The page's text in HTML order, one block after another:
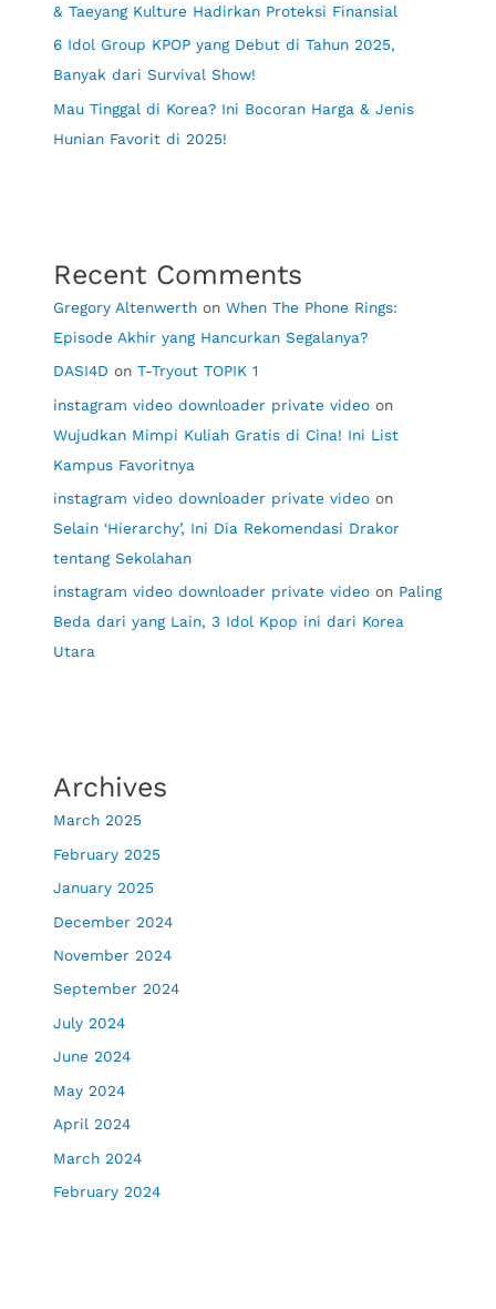
& Taeyang Kulture Hadirkan Proteksi Finansial
6 Idol Group KPOP yang Debut di Tahun 2025,
Banyak dari Survival Show!
Mau Tinggal di Korea? Ini Bocoran Harga & Jenis
Hunian Favorit di 2025!
Recent Comments
Gregory Altenwerth onWhen The Phone Rings:
Episode Akhir yang Hancurkan Segalanya?
DASI4D onT-Tryout TOPIK 1
instagram video downloader private video on
Wujudkan Mimpi Kuliah Gratis di Cina! Ini List
Kampus Favoritnya
instagram video downloader private video on
Selain ‘Hierarchy’, Ini Dia Rekomendasi Drakor
tentang Sekolahan
instagram video downloader private video on Paling
Beda dari yang Lain, 3 Idol Kpop ini dari Korea
Utara
Archives
March 2025
February 2025
January 2025
December 2024
November 2024
September 2024
July 2024
June 2024
May 2024
April 2024
March 2024
February 2024